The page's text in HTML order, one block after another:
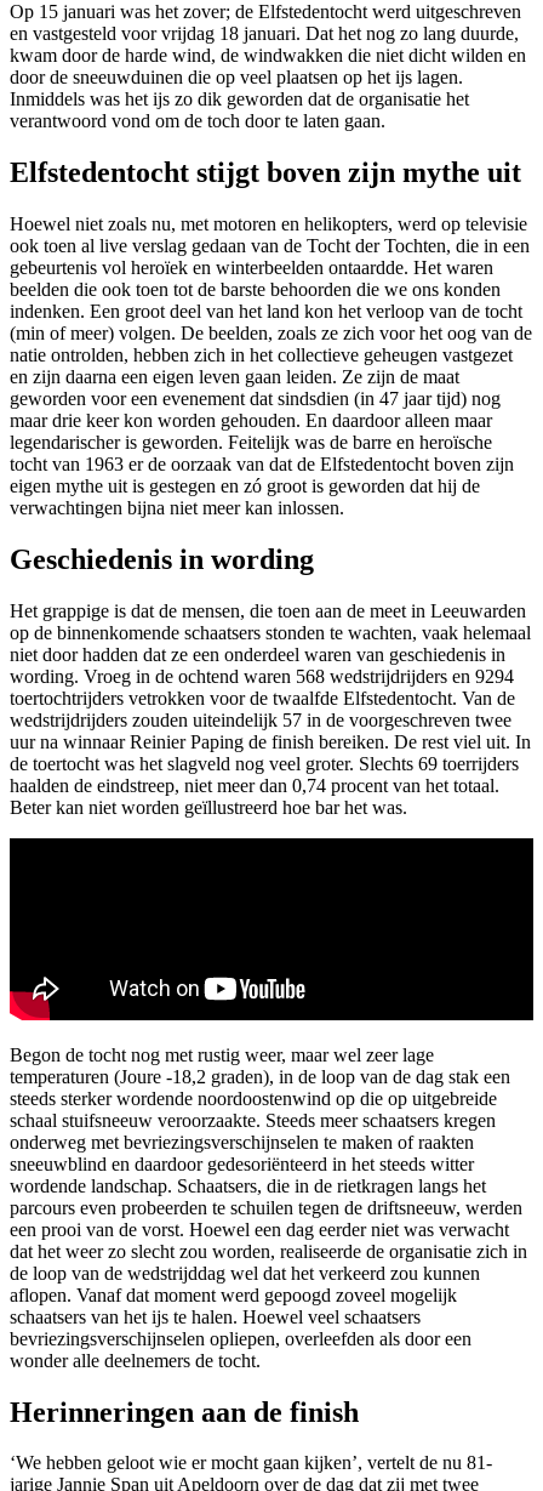
Op 15 januari was het zover; de Elfstedentocht werd uitgeschreven
en vastgesteld voor vrijdag 18 januari. Dat het nog zo lang duurde,
kwam door de harde wind, de windwakken die niet dicht wilden en
door de sneeuwduinen die op veel plaatsen op het ijs lagen.
Inmiddels was het ijs zo dik geworden dat de organisatie het
verantwoord vond om de toch door te laten gaan.
Elfstedentocht stijgt boven zijn mythe uit
Hoewel niet zoals nu, met motoren en helikopters, werd op televisie
ook toen al live verslag gedaan van de Tocht der Tochten, die in een
gebeurtenis vol heroïek en winterbeelden ontaardde. Het waren
beelden die ook toen tot de barste behoorden die we ons konden
indenken. Een groot deel van het land kon het verloop van de tocht
(min of meer) volgen. De beelden, zoals ze zich voor het oog van de
natie ontrolden, hebben zich in het collectieve geheugen vastgezet
en zijn daarna een eigen leven gaan leiden. Ze zijn de maat
geworden voor een evenement dat sindsdien (in 47 jaar tijd) nog
maar drie keer kon worden gehouden. En daardoor alleen maar
legendarischer is geworden. Feitelijk was de barre en heroïsche
tocht van 1963 er de oorzaak van dat de Elfstedentocht boven zijn
eigen mythe uit is gestegen en zó groot is geworden dat hij de
verwachtingen bijna niet meer kan inlossen.
Geschiedenis in wording
Het grappige is dat de mensen, die toen aan de meet in Leeuwarden
op de binnenkomende schaatsers stonden te wachten, vaak helemaal
niet door hadden dat ze een onderdeel waren van geschiedenis in
wording. Vroeg in de ochtend waren 568 wedstrijdrijders en 9294
toertochtrijders vetrokken voor de twaalfde Elfstedentocht. Van de
wedstrijdrijders zouden uiteindelijk 57 in de voorgeschreven twee
uur na winnaar Reinier Paping de finish bereiken. De rest viel uit. In
de toertocht was het slagveld nog veel groter. Slechts 69 toerrijders
haalden de eindstreep, niet meer dan 0,74 procent van het totaal.
Beter kan niet worden geïllustreerd hoe bar het was.
Begon de tocht nog met rustig weer, maar wel zeer lage
temperaturen (Joure -18,2 graden), in de loop van de dag stak een
steeds sterker wordende noordoostenwind op die op uitgebreide
schaal stuifsneeuw veroorzaakte. Steeds meer schaatsers kregen
onderweg met bevriezingsverschijnselen te maken of raakten
sneeuwblind en daardoor gedesoriënteerd in het steeds witter
wordende landschap. Schaatsers, die in de rietkragen langs het
parcours even probeerden te schuilen tegen de driftsneeuw, werden
een prooi van de vorst. Hoewel een dag eerder niet was verwacht
dat het weer zo slecht zou worden, realiseerde de organisatie zich in
de loop van de wedstrijddag wel dat het verkeerd zou kunnen
aflopen. Vanaf dat moment werd gepoogd zoveel mogelijk
schaatsers van het ijs te halen. Hoewel veel schaatsers
bevriezingsverschijnselen opliepen, overleefden als door een
wonder alle deelnemers de tocht.
Herinneringen aan de finish
‘We hebben geloot wie er mocht gaan kijken’, vertelt de nu 81-
jarige Jannie Span uit Apeldoorn over de dag dat zij met twee